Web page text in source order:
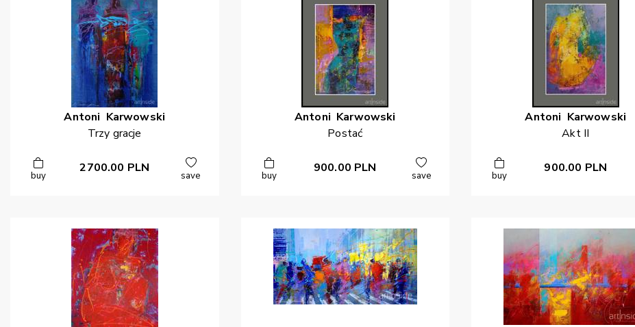
Antoni Karwowski
Trzy gracje
buy
2700.00 PLN
save
Antoni Karwowski
Postać
buy
900.00 PLN
save
Antoni Karwowski
Akt II
buy
900.00 PLN